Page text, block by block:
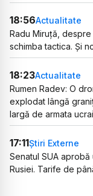
18:56Actualitate
Radu Miruță, despre
schimba tactica. Și
18:23Actualitate
Rumen Radev: O
explodat lângă
largă de armata
17:11Știri Externe
Senatul SUA
Rusiei. Tarife de